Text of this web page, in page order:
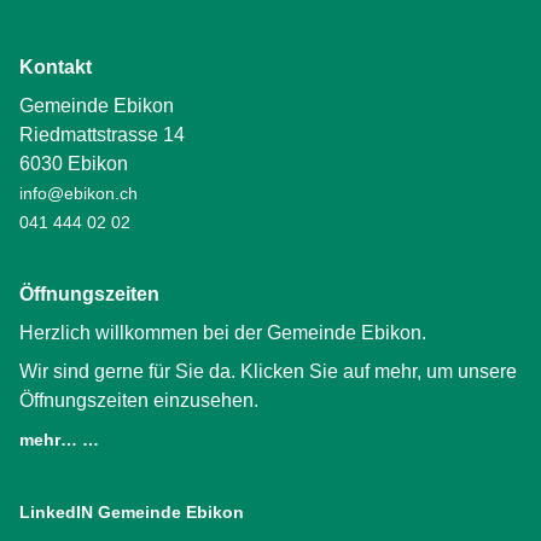
Kontakt
Gemeinde Ebikon
Riedmattstrasse 14
6030 Ebikon
info@ebikon.ch
041 444 02 02
Öffnungszeiten
Herzlich willkommen bei der Gemeinde Ebikon.
Wir sind gerne für Sie da. Klicken Sie auf mehr, um unsere
Öffnungszeiten einzusehen.
mehr… …
LinkedIN Gemeinde Ebikon